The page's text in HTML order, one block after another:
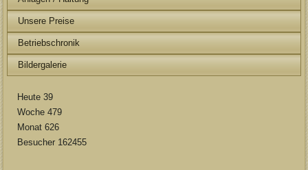
Unsere Preise
Betriebschronik
Bildergalerie
Heute39
Woche479
Monat626
Besucher 162455